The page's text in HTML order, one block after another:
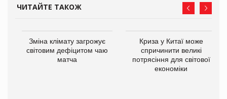
ЧИТАЙТЕ ТАКОЖ
Зміна клімату загрожує
світовим дефіцитом чаю
матча
Криза у Китаї може
спричинити великі
потрясіння для світової
економіки